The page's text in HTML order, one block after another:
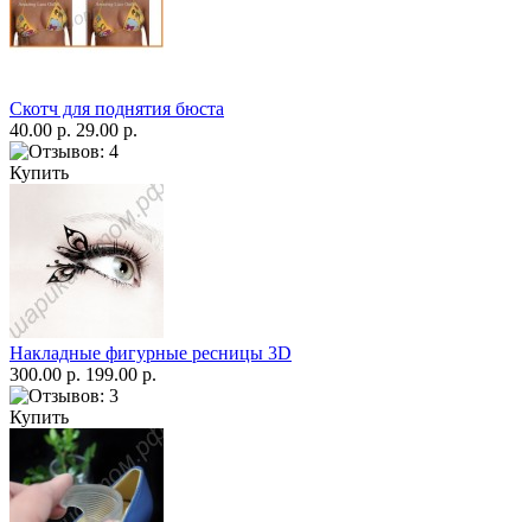
Скотч для поднятия бюста
40.00 р. 29.00 р.
Купить
Накладные фигурные ресницы 3D
300.00 р. 199.00 р.
Купить